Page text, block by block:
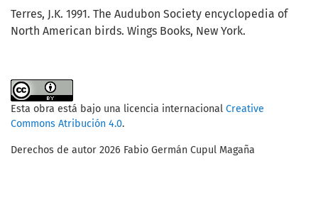
Terres, J.K. 1991. The Audubon Society encyclopedia of
North American birds. Wings Books, New York.
Esta obra está bajo una licencia internacional Creative
Commons Atribución 4.0.
Derechos de autor 2026 Fabio Germán Cupul Magaña